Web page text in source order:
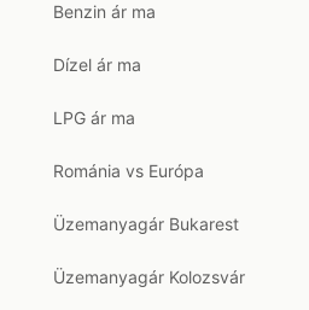
Benzin ár ma
Dízel ár ma
LPG ár ma
Románia vs Európa
Üzemanyagár Bukarest
Üzemanyagár Kolozsvár